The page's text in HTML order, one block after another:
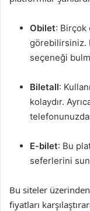
Obilet: Birçok
görebilirsiniz.
seçeneği
Biletall:
kolaydır.
E-bilet: Bu
seferlerini
Bu siteler
fiyatları